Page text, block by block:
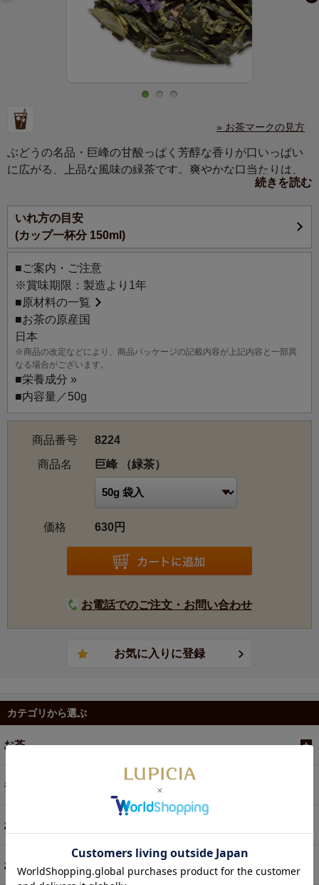
» お茶マークの見方
ぶどうの名品・巨峰の甘酸っぱく芳醇な香りが口いっぱい
に広がる、上品な風味の緑茶です。爽やかな口当たりは、
続きを読む
いれ方の目安
(カップ一杯分 150ml)
■ご案内・ご注意
※賞味期限：製造より1年
■原材料の一覧
■お茶の原産国
日本
※商品の改定などにより、商品パッケージの記載内容が上記内容と一部異
なる場合がございます。
■栄養成分 »
■内容量／50g
商品番号
8224
商品名
巨峰 （緑茶）
価格 630円
お電話でのご注文・お問い合わせ
カテゴリから選ぶ
お茶
ギフト
お菓子・食品・飲料
お買い得商品